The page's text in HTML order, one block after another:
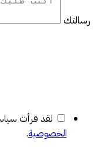
رسالتك
لقد قرأت
الخصوصية.